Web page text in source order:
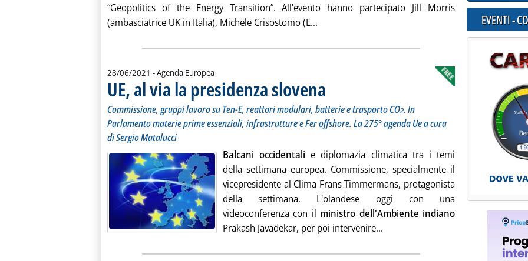
“Geopolitics of the Energy Transition”. All'evento hanno partecipato Jill Morris
(ambasciatrice UK in Italia), Michele Crisostomo (E... Leggi tutta la notizia: 'Le sfide geopolitiche della
28/06/2021 - Agenda Europea
UE, al via la presidenza slovena . Sottotitolo: Commissione, gruppi lavoro su Ten-E, reattori modulari,
. Pubblicata lunedì 28 giugno 2021 alle 11.12.
Commissione, gruppi lavoro su Ten-E, reattori modulari, batterie e trasporto CO2. In
Parlamento materie prime essenziali, infrastrutture e Fer offshore. La 275° agenda Ue a cura
di Sergio Matalucci
Balcani occidentali e diplomazia climatica tra i temi
della settimana europea. Commissione, specialmente il
vicepresidente al Clima Frans Timmermans, protagonista
della settimana. L'olandese oggi con una
videoconferenza con il ministro dell'Ambiente indiano
Prakash Javadekar, per poi intervenire... Leggi tutta la notizia: 'UE, al via la
EVENTI -